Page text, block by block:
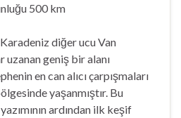
500 km
diğer ucu Van
uzanan geniş bir alanı
en can alıcı çarpışmaları
yaşanmıştır. Bu
ardından ilk keşif